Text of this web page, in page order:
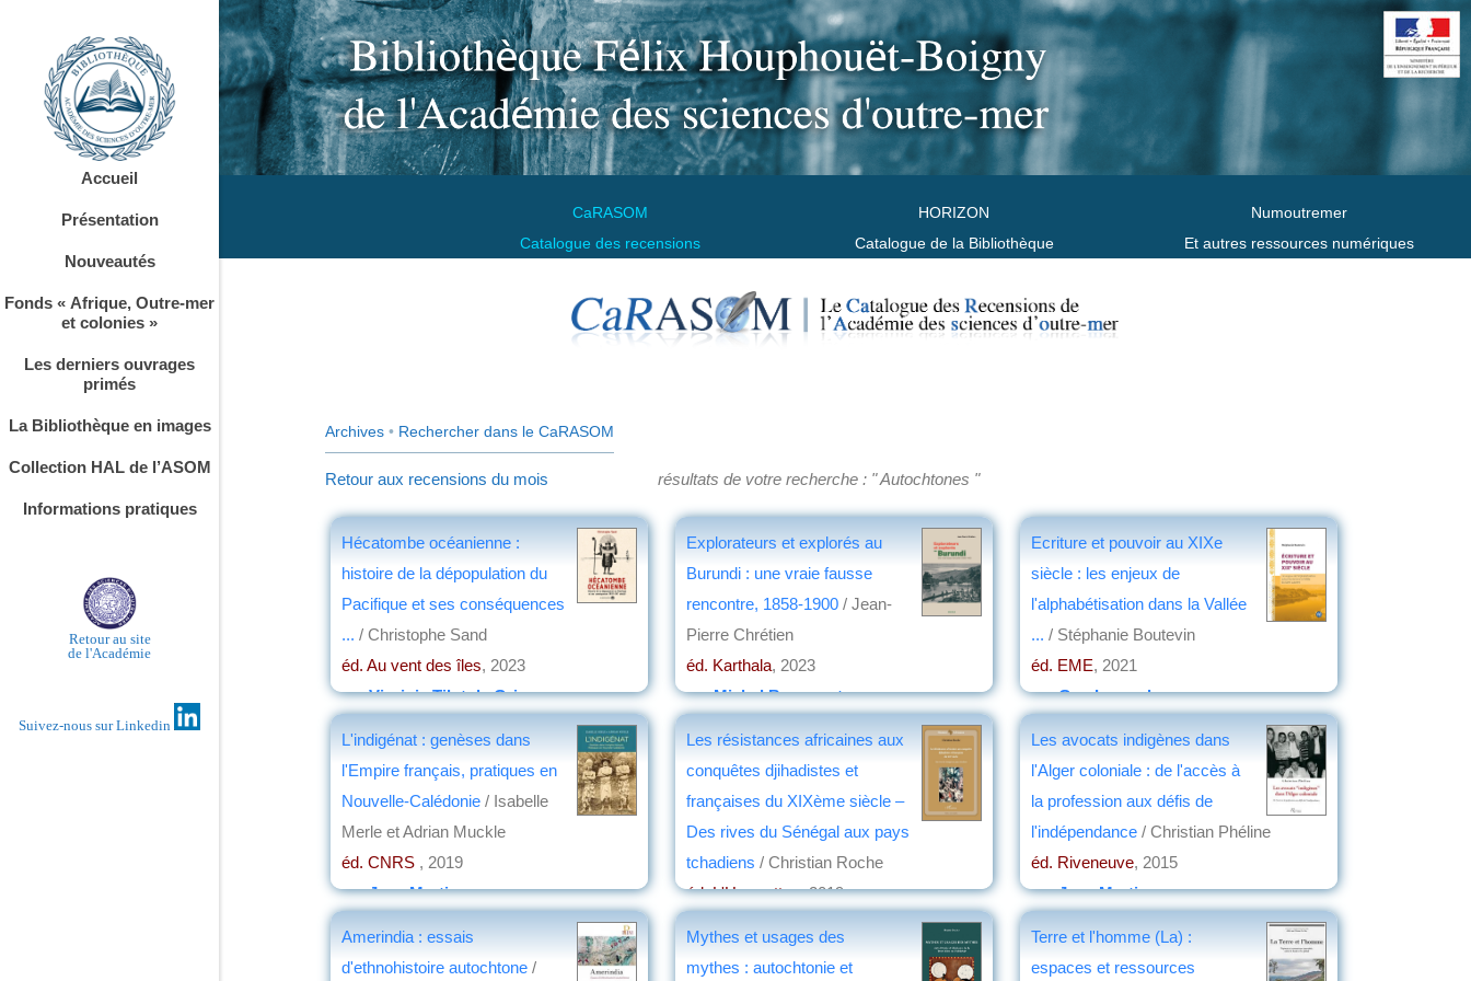
CaRASOM
Catalogue des recensions
HORIZON
Catalogue de la Bibliothèque
Numoutremer
Et autres ressources numériques
Accueil
Présentation
Nouveautés
Fonds « Afrique, Outre-mer
et colonies »
Les derniers ouvrages
primés
La Bibliothèque en images
Collection HAL de l’ASOM
Informations pratiques
Retour au site
de l'Académie
Suivez-nous sur Linkedin
Archives • Rechercher dans le CaRASOM
Retour aux recensions du mois résultats de votre recherche : " Autochtones "
Hécatombe océanienne :
histoire de la dépopulation du
Pacifique et ses conséquences
... / Christophe Sand
éd. Au vent des îles, 2023
parVirginie Tilot de Grissac
Explorateurs et explorés au
Burundi : une vraie fausse
rencontre, 1858-1900 / Jean-
Pierre Chrétien
éd. Karthala, 2023
parMichel Bousquet
Ecriture et pouvoir au XIXe
siècle : les enjeux de
l'alphabétisation dans la Vallée
... / Stéphanie Boutevin
éd. EME, 2021
parGuy Lavorel
L'indigénat : genèses dans
l'Empire français, pratiques en
Nouvelle-Calédonie / Isabelle
Merle et Adrian Muckle
éd. CNRS , 2019
parJean Martin
Les résistances africaines aux
conquêtes djihadistes et
françaises du XIXème siècle –
Des rives du Sénégal aux pays
tchadiens / Christian Roche
éd. L'Harmattan, 2019
Les avocats indigènes dans
l'Alger coloniale : de l'accès à
la profession aux défis de
l'indépendance / Christian Phéline
éd. Riveneuve, 2015
parJean Martin
Amerindia : essais
d'ethnohistoire autochtone /
Mythes et usages des
mythes : autochtonie et
Terre et l'homme (La) :
espaces et ressources